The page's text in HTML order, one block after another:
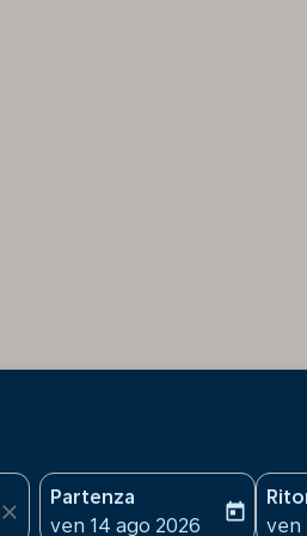
close
Partenza
fc-booking-departure-
ven 14 ago 2026
today
fc-
ven